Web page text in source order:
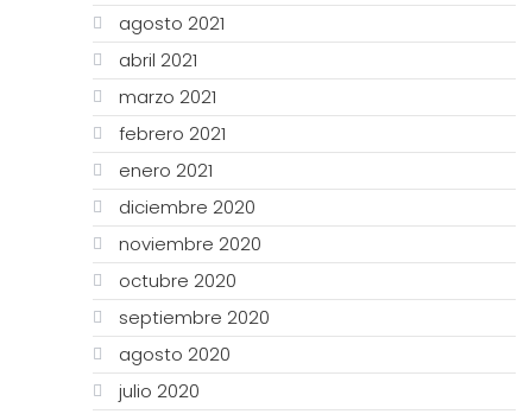
agosto 2021
abril 2021
marzo 2021
febrero 2021
enero 2021
diciembre 2020
noviembre 2020
octubre 2020
septiembre 2020
agosto 2020
julio 2020